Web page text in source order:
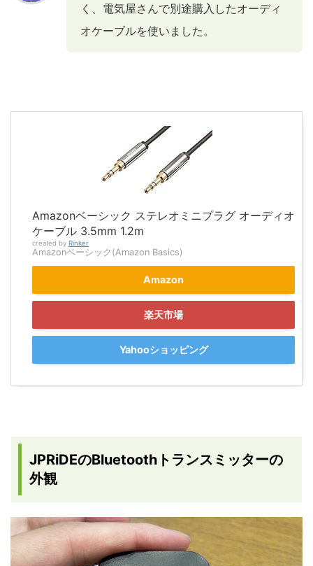
く、電気屋さんで別途購入したオーディ
オケーブルを使いました。
Amazonベーシック ステレオミニプラグ オーディオ
ケーブル 3.5mm 1.2m
created by Rinker
Amazonベーシック(Amazon Basics)
Amazon
楽天市場
Yahooショッピング
JPRiDEのBluetoothトランスミッターの
外観